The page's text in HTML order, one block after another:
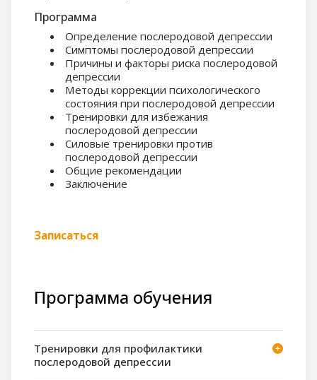
Программа
Определение послеродовой депрессии
Симптомы послеродовой депрессии
Причины и факторы риска послеродовой
депрессии
Методы коррекции психологического
состояния при послеродовой депрессии
Тренировки для избежания
послеродовой депрессии
Силовые тренировки против
послеродовой депрессии
Общие рекомендации
Заключение
Записаться
Программа обучения
Тренировки для профилактики
послеродовой депрессии